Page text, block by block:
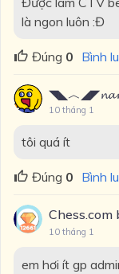
là ngon luôn :Đ
Đúng 0 Bình
10 tháng 1
tôi quá ít
Đúng 0 Bình
Chess.com
10 tháng 1
em hơi ít gp